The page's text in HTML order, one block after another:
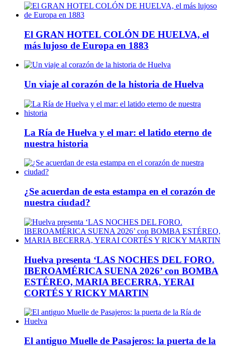
El GRAN HOTEL COLÓN DE HUELVA, el
más lujoso de Europa en 1883
Un viaje al corazón de la historia de Huelva
La Ría de Huelva y el mar: el latido eterno de
nuestra historia
¿Se acuerdan de esta estampa en el corazón de
nuestra ciudad?
Huelva presenta ‘LAS NOCHES DEL FORO.
IBEROAMÉRICA SUENA 2026’ con BOMBA
ESTÉREO, MARIA BECERRA, YERAI
CORTÉS Y RICKY MARTIN
El antiguo Muelle de Pasajeros: la puerta de la